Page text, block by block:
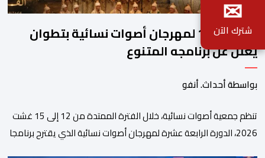
الدورة الـ14 لمهرجان أصوات نسائية بتطوان
يعلن عن برنامجه المتنوع
بواسطة أحداث. أنفو
تنظم جمعية أصوات نسائية، خلال الفترة الممتدة من 12 إلى 15 غشت
2026، الدورة الرابعة عشرة لمهرجان أصوات نسائية الذي يقترح برنامجا
✉
شترك الآن